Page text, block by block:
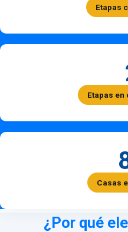
Etapas
Etapas
Casas
¿Por qué